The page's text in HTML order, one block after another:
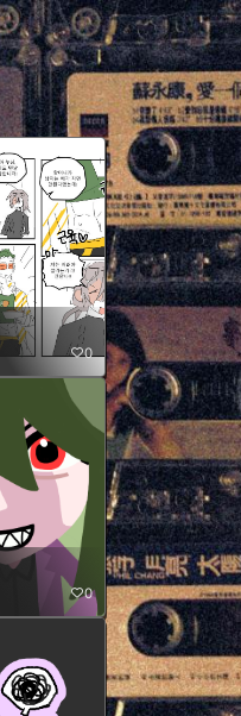
0
0